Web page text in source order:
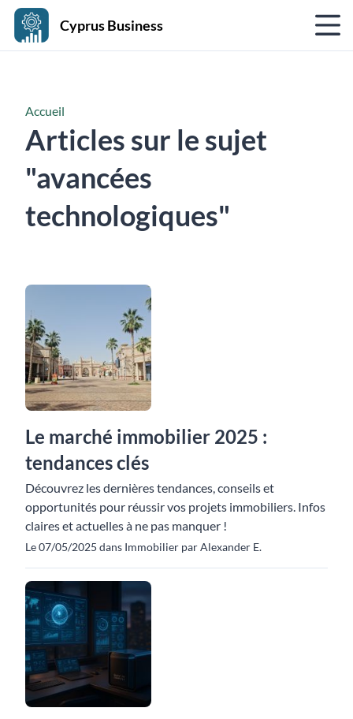
Cyprus Business
Accueil
Articles sur le sujet
"avancées
technologiques"
Le marché immobilier 2025 :
tendances clés
Découvrez les dernières tendances, conseils et
opportunités pour réussir vos projets immobiliers. Infos
claires et actuelles à ne pas manquer !
Le 07/05/2025 dans Immobilier par Alexander E.